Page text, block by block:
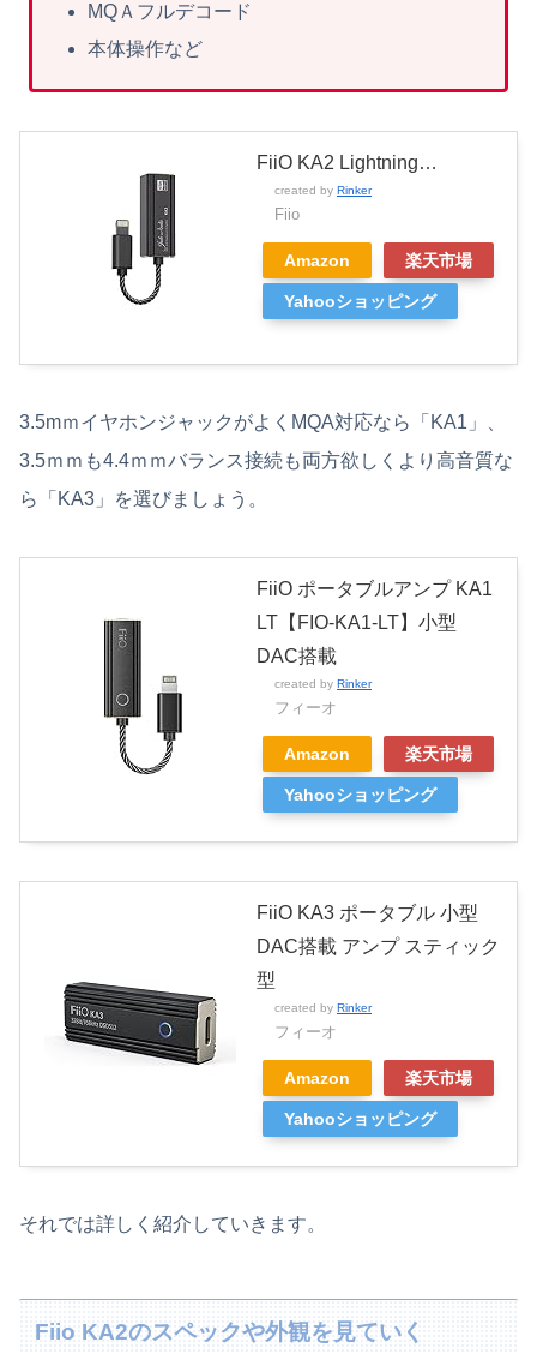
MQＡフルデコード
本体操作など
FiiO KA2 Lightning…
created by Rinker
Fiio
Amazon 楽天市場
Yahooショッピング
3.5mｍイヤホンジャックがよくMQA対応なら「KA1」、
3.5ｍｍも4.4ｍｍバランス接続も両方欲しくより高音質な
ら「KA3」を選びましょう。
FiiO ポータブルアンプ KA1
LT【FIO-KA1-LT】小型
DAC搭載
created by Rinker
フィーオ
Amazon 楽天市場
Yahooショッピング
FiiO KA3 ポータブル 小型
DAC搭載 アンプ スティック
型
created by Rinker
フィーオ
Amazon 楽天市場
Yahooショッピング
それでは詳しく紹介していきます。
Fiio KA2のスペックや外観を見ていく